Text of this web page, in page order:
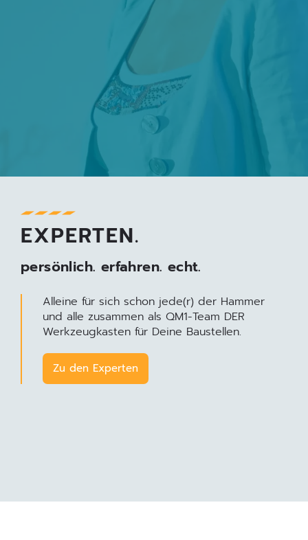
EXPERTEN.
persönlich. erfahren. echt.
Alleine für sich schon jede(r) der Hammer
und alle zusammen als QM1-Team DER
Werkzeugkasten für Deine Baustellen.
Zu den Experten